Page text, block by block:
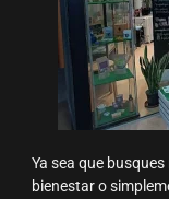
Ya sea que
bienestar o